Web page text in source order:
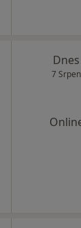
Dnes
7 Srpen